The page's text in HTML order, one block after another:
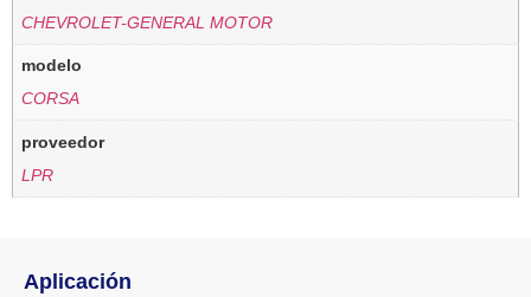
CHEVROLET-GENERAL MOTOR
modelo
CORSA
proveedor
LPR
Aplicación